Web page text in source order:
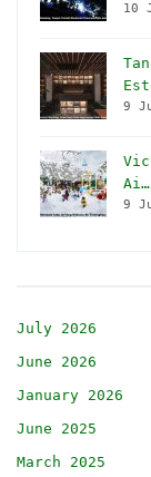
10
9
Ai…
9
July 2026
June 2026
January 2026
June 2025
March 2025